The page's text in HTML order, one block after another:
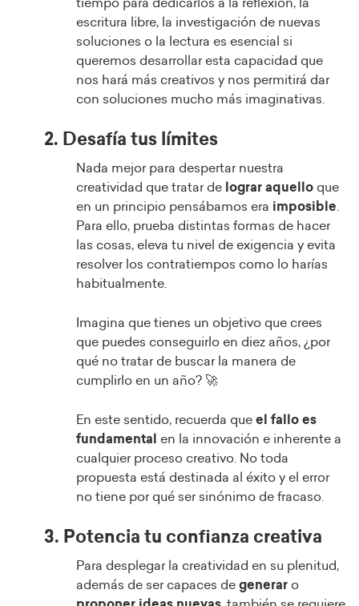
tiempo para dedicarlos a la reflexión, la
escritura libre, la investigación de nuevas
soluciones o la lectura es esencial si
queremos desarrollar esta capacidad que
nos hará más creativos y nos permitirá dar
con soluciones mucho más imaginativas.
2. Desafía tus límites
Nada mejor para despertar nuestra
creatividad que tratar de lograr aquello que
en un principio pensábamos era imposible.
Para ello, prueba distintas formas de hacer
las cosas, eleva tu nivel de exigencia y evita
resolver los contratiempos como lo harías
habitualmente.
Imagina que tienes un objetivo que crees
que puedes conseguirlo en diez años, ¿por
qué no tratar de buscar la manera de
cumplirlo en un año? 🚀
En este sentido, recuerda que el fallo es
fundamental en la innovación e inherente a
cualquier proceso creativo. No toda
propuesta está destinada al éxito y el error
no tiene por qué ser sinónimo de fracaso.
3. Potencia tu confianza creativa
Para desplegar la creatividad en su plenitud,
además de ser capaces de generar o